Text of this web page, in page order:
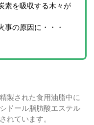
素を吸収する木々が
事の原因に・・・
製された食用油脂中に
ドール脂肪酸エステル
れています。